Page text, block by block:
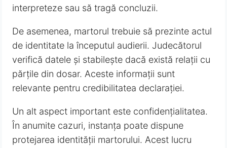
interpreteze sau să tragă concluzii.
De asemenea, martorul trebuie să prezinte actul
de identitate la începutul audierii. Judecătorul
verifică datele și stabilește dacă există relații cu
părțile din dosar. Aceste informații sunt
relevante pentru credibilitatea declarației.
Un alt aspect important este confidențialitatea.
În anumite cazuri, instanța poate dispune
protejarea identității martorului. Acest lucru